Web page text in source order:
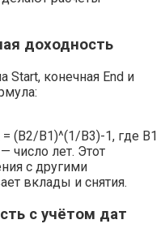
доходность
Start, конечная End и
(B2/B1)^(1/B3)-1, где B1
число лет. Этот
с другими
вклады и снятия.
с учётом дат